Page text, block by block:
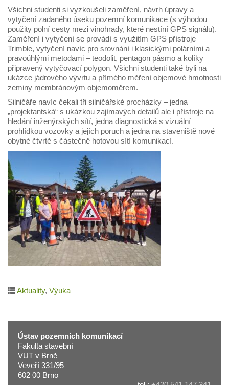
Všichni studenti si vyzkoušeli zaměření, návrh úpravy a
vytyčení zadaného úseku pozemní komunikace (s výhodou
použity polní cesty mezi vinohrady, které nestíní GPS signálu).
Zaměření i vytyčení se provádí s využitím GPS přístroje
Trimble, vytyčení navíc pro srovnání i klasickými polárními a
pravoúhlými metodami – teodolit, pentagon pásmo a kolíky
připravený vytyčovací polygon. Všichni studenti také byli na
ukázce jádrového vývrtu a přímého měření objemové hmotnosti
zeminy membránovým objemoměrem.
Silničáře navíc čekali tři silničářské procházky – jedna
„projektantská“ s ukázkou zajímavých detailů ale i přístroje na
hledání inženýrských sítí, jedna diagnostická s vizuální
prohlídkou vozovky a jejích poruch a jedna na staveniště nové
obytné čtvrtě s částečně hotovou sítí komunikací.
Aktuality, Výuka
Ústav pozemních komunikací
Fakulta stavební
VUT v Brně
Veveří 331/95
602 00 Brno